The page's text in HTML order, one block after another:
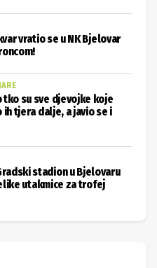
vratio se u NK Bjelovar
tko su sve djevojke koje
tjera dalje, a javio se i
stadion u Bjelovaru
utakmice za trofej